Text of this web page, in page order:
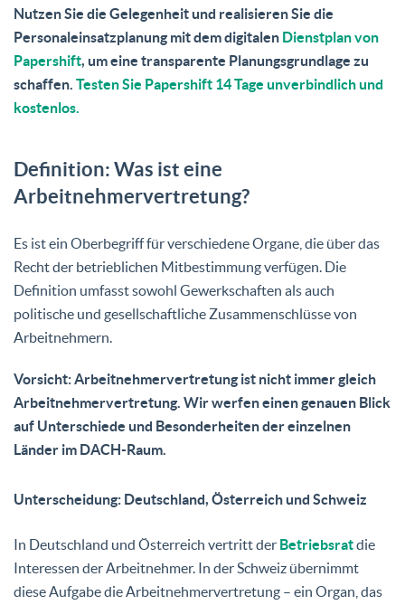
Nutzen Sie die Gelegenheit und realisieren Sie die
Personaleinsatzplanung mit dem digitalen Dienstplan von
Papershift, um eine transparente Planungsgrundlage zu
schaffen. Testen Sie Papershift 14 Tage unverbindlich und
kostenlos.
Definition: Was ist eine
Arbeitnehmervertretung?
Es ist ein Oberbegriff für verschiedene Organe, die über das
Recht der betrieblichen Mitbestimmung verfügen. Die
Definition umfasst sowohl Gewerkschaften als auch
politische und gesellschaftliche Zusammenschlüsse von
Arbeitnehmern.
Vorsicht:Arbeitnehmervertretung ist nicht immer gleich
Arbeitnehmervertretung. Wir werfen einen genauen Blick
auf Unterschiede und Besonderheiten der einzelnen
Länder im DACH-Raum.
Unterscheidung: Deutschland, Österreich und Schweiz
In Deutschland und Österreich vertritt der Betriebsratdie
Interessen der Arbeitnehmer. In der Schweiz übernimmt
diese Aufgabe die Arbeitnehmervertretung – ein Organ, das